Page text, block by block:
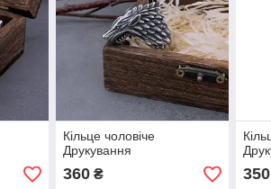
Кільце чоловіче
Друкування
360₴ 350